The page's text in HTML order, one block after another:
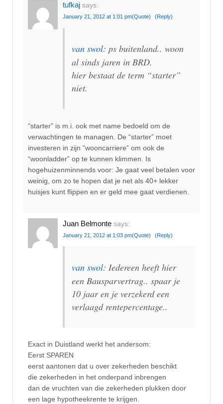
tufkaj says:
January 21, 2012 at 1:01 pm(Quote) (Reply)
van swol: ps buitenland.. woon
al sinds jaren in BRD.
hier bestaat de term “starter”
niet.
“starter” is m.i. ook met name bedoeld om de
verwachtingen te managen. De “starter” moet
investeren in zijn “wooncarriere” om ook de
“woonladder” op te kunnen klimmen. Is
hogehuizenminnends voor: Je gaat veel betalen voor
weinig, om zo te hopen dat je net als 40+ lekker
huisjes kunt flippen en er geld mee gaat verdienen.
Juan Belmonte says:
January 21, 2012 at 1:03 pm(Quote) (Reply)
van swol: Iedereen heeft hier
een Bausparvertrag.. spaar je
10 jaar en je verzekerd een
verlaagd rentepercentage..
Exact in Duistland werkt het andersom:
Eerst SPAREN
eerst aantonen dat u over zekerheden beschikt
die zekerheden in het onderpand inbrengen
dan de vruchten van die zekerheden plukken door
een lage hypotheekrente te krijgen.